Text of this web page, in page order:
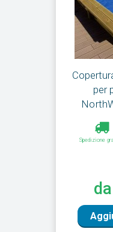
per
Spedizione